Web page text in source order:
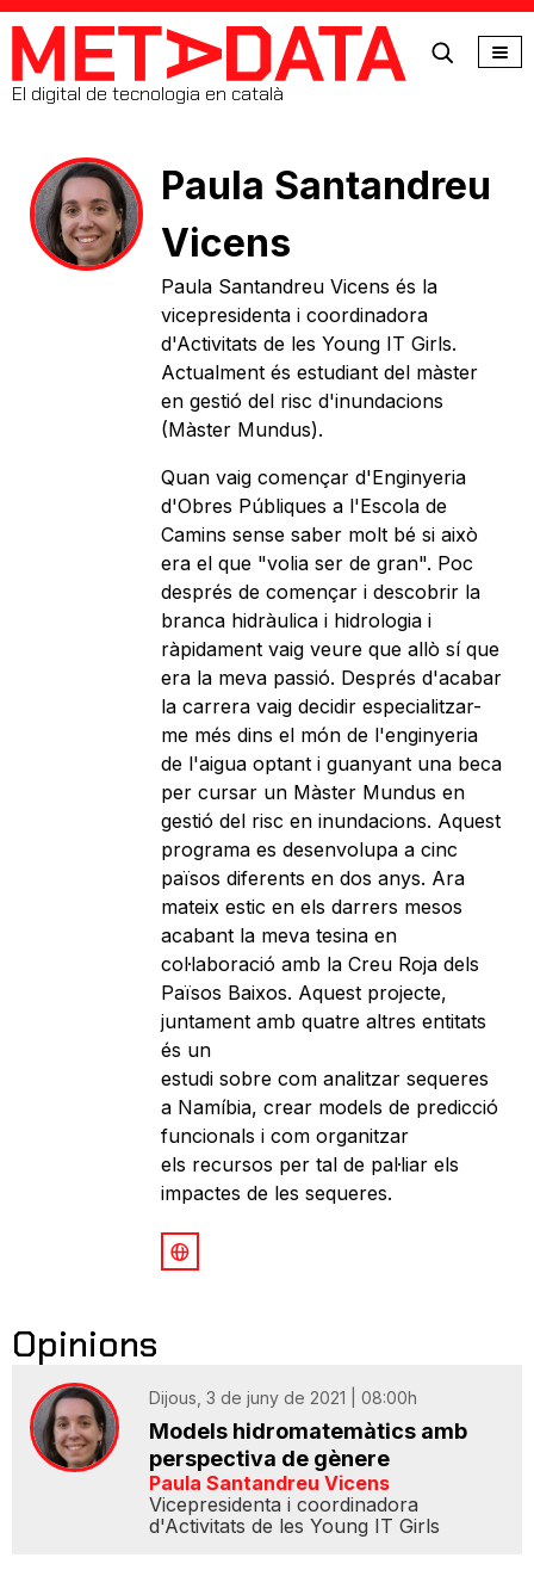
MetaData
El digital de tecnologia en català
Paula Santandreu
Vicens
Paula Santandreu Vicens és la
vicepresidenta i coordinadora
d'Activitats de les Young IT Girls.
Actualment és estudiant del màster
en gestió del risc d'inundacions
(Màster Mundus).
Quan vaig començar d'Enginyeria
d'Obres Públiques a l'Escola de
Camins sense saber molt bé si això
era el que "volia ser de gran". Poc
després de començar i descobrir la
branca hidràulica i hidrologia i
ràpidament vaig veure que allò sí que
era la meva passió. Després d'acabar
la carrera vaig decidir especialitzar-
me més dins el món de l'enginyeria
de l'aigua optant i guanyant una beca
per cursar un Màster Mundus en
gestió del risc en inundacions. Aquest
programa es desenvolupa a cinc
països diferents en dos anys. Ara
mateix estic en els darrers mesos
acabant la meva tesina en
col·laboració amb la Creu Roja dels
Països Baixos. Aquest projecte,
juntament amb quatre altres entitats
és un
estudi sobre com analitzar sequeres
a Namíbia, crear models de predicció
funcionals i com organitzar
els recursos per tal de pal·liar els
impactes de les sequeres.
Opinions
Dijous, 3 de juny de 2021 | 08:00h
Models hidromatemàtics amb
perspectiva de gènere
Paula Santandreu Vicens
Vicepresidenta i coordinadora
d'Activitats de les Young IT Girls